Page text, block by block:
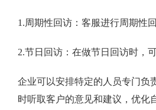
1.周期性回访：客服进行周期性
2.节日回访：在做节日回访时，
企业可以安排特定的人员专门负
时听取客户的意见和建议，优化